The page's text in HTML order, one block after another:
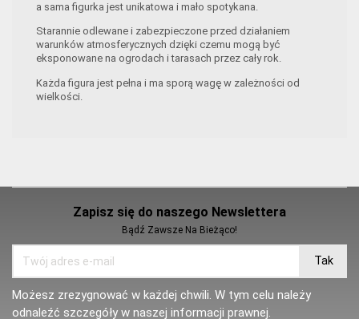
a sama figurka jest unikatowa i mało spotykana.
Starannie odlewane i zabezpieczone przed działaniem
warunków atmosferycznych dzięki czemu mogą być
eksponowane na ogrodach i tarasach przez cały rok.
Każda figura jest pełna i ma sporą wagę w zależności od
wielkości.
Zapisz się do naszego Newslettera
Bądź Zawsze Na Bieżąco!
Możesz zrezygnować w każdej chwili. W tym celu należy
odnaleźć szczegóły w naszej informacji prawnej.